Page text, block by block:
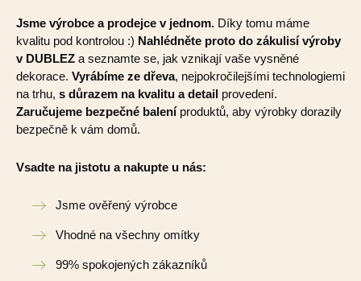
Jsme výrobce a prodejce v jednom. Díky tomu máme
kvalitu pod kontrolou :) Nahlédněte proto do zákulisí výroby
v DUBLEZ a seznamte se, jak vznikají vaše vysněné
dekorace. Vyrábíme ze dřeva, nejpokročilejšími technologiemi
na trhu, s důrazem na kvalitu a detail provedení.
Zaručujeme bezpečné baleníproduktů, aby výrobky dorazily
bezpečně k vám domů.
Vsadte na jistotu a nakupte u nás:
Jsme ověřený výrobce
Vhodné na všechny omítky
99% spokojených zákazníků